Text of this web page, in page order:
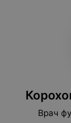
Врач